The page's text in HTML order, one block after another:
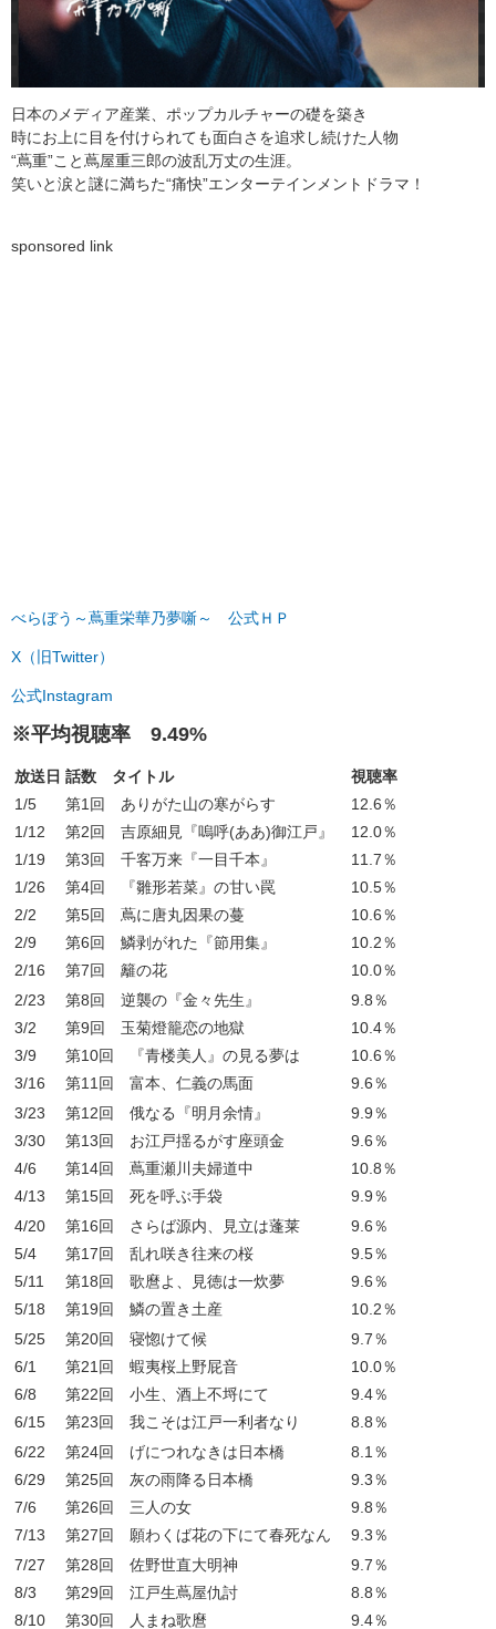
日本のメディア産業、ポップカルチャーの礎を築き
時にお上に目を付けられても面白さを追求し続けた人物
“蔦重”こと蔦屋重三郎の波乱万丈の生涯。
笑いと涙と謎に満ちた“痛快”エンターテインメントドラマ！
sponsored link
べらぼう～蔦重栄華乃夢噺～ 公式ＨＰ
X（旧Twitter）
公式Instagram
※平均視聴率 9.49%
放送日 話数 タイトル
視聴率
1/5
第1回 ありがた山の寒がらす
12.6％
1/12
第2回 吉原細見『嗚呼(ああ)御江戸』
12.0％
1/19
第3回 千客万来『一目千本』
11.7％
1/26
第4回 『雛形若菜』の甘い罠
10.5％
2/2
第5回 蔦に唐丸因果の蔓
10.6％
2/9
第6回 鱗剥がれた『節用集』
10.2％
2/16
第7回 籬の花
10.0％
2/23
第8回 逆襲の『金々先生』
9.8％
3/2
第9回 玉菊燈籠恋の地獄
10.4％
3/9
第10回 『青楼美人』の見る夢は
10.6％
3/16
第11回 富本、仁義の馬面
9.6％
3/23
第12回 俄なる『明月余情』
9.9％
3/30
第13回 お江戸揺るがす座頭金
9.6％
4/6
第14回 蔦重瀬川夫婦道中
10.8％
4/13
第15回 死を呼ぶ手袋
9.9％
4/20
第16回 さらば源内、見立は蓬莱
9.6％
5/4
第17回 乱れ咲き往来の桜
9.5％
5/11
第18回 歌麿よ、見徳は一炊夢
9.6％
5/18
第19回 鱗の置き土産
10.2％
5/25
第20回 寝惚けて候
9.7％
6/1
第21回 蝦夷桜上野屁音
10.0％
6/8
第22回 小生、酒上不埒にて
9.4％
6/15
第23回 我こそは江戸一利者なり
8.8％
6/22
第24回 げにつれなきは日本橋
8.1％
6/29
第25回 灰の雨降る日本橋
9.3％
7/6
第26回 三人の女
9.8％
7/13
第27回 願わくば花の下にて春死なん
9.3％
7/27
第28回 佐野世直大明神
9.7％
8/3
第29回 江戸生蔦屋仇討
8.8％
8/10
第30回 人まね歌麿 9.4％